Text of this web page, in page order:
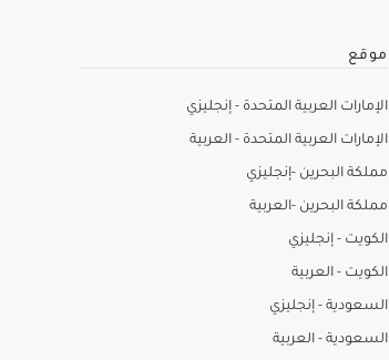
موقع
الإمارات العربية المتحدة - إنجليزي
الإمارات العربية المتحدة - العربية
مملكة البحرين -إنجليزي
مملكة البحرين -العربية
الكويت - إنجليزي
الكويت - العربية
السعودية - إنجليزي
السعودية - العربية